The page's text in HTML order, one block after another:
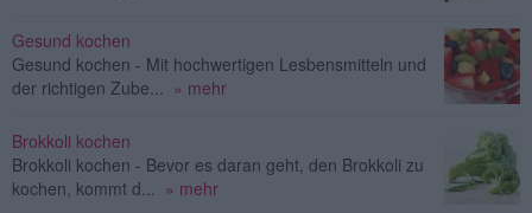
Gesund kochen
Gesund kochen - Mit hochwertigen Lesbensmitteln und
der richtigen Zube...
» mehr
Brokkoli kochen
Brokkoli kochen - Bevor es daran geht, den Brokkoli zu
kochen, kommt d...
» mehr